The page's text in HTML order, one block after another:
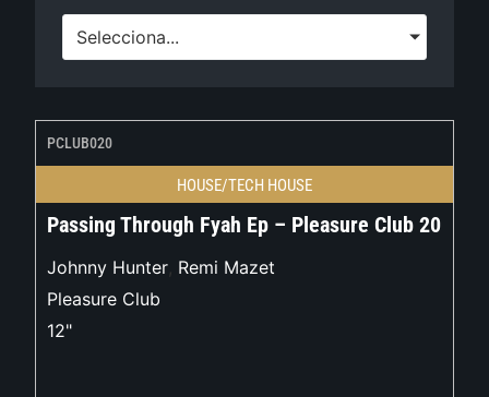
Selecciona...
PCLUB020
HOUSE/TECH HOUSE
Passing Through Fyah Ep – Pleasure Club 20
Johnny Hunter, Remi Mazet
Pleasure Club
12"